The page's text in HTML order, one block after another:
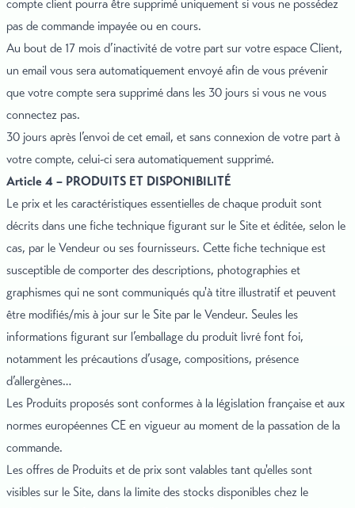
compte client pourra être supprimé uniquement si vous ne possédez
pas de commande impayée ou en cours.
Au bout de 17 mois d’inactivité de votre part sur votre espace Client,
un email vous sera automatiquement envoyé afin de vous prévenir
que votre compte sera supprimé dans les 30 jours si vous ne vous
connectez pas.
30 jours après l’envoi de cet email, et sans connexion de votre part à
votre compte, celui-ci sera automatiquement supprimé.
Article 4 – PRODUITS ET DISPONIBILITÉ
Le prix et les caractéristiques essentielles de chaque produit sont
décrits dans une fiche technique figurant sur le Site et éditée, selon le
cas, par le Vendeur ou ses fournisseurs. Cette fiche technique est
susceptible de comporter des descriptions, photographies et
graphismes qui ne sont communiqués qu'à titre illustratif et peuvent
être modifiés/mis à jour sur le Site par le Vendeur. Seules les
informations figurant sur l’emballage du produit livré font foi,
notamment les précautions d’usage, compositions, présence
d’allergènes…
Les Produits proposés sont conformes à la législation française et aux
normes européennes CE en vigueur au moment de la passation de la
commande.
Les offres de Produits et de prix sont valables tant qu'elles sont
visibles sur le Site, dans la limite des stocks disponibles chez le